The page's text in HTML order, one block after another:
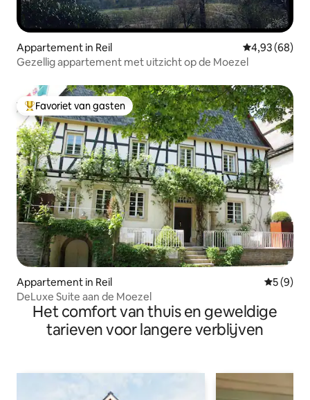
Appartement in Reil Gemiddelde
4,93 (68)
Gezellig appartement met uitzicht op de Moezel
Topfavoriet van gasten
Favoriet van gasten
Appartement in Reil
5 (9)
DeLuxe Suite aan de Moezel
Het comfort van thuis en geweldige
tarieven voor langere verblijven